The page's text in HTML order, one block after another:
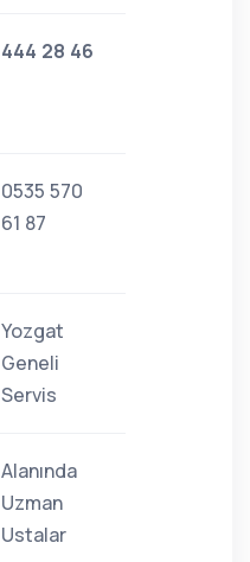
444 28 46
0535 570
61 87
Yozgat
Geneli
Servis
Alanında
Uzman
Ustalar